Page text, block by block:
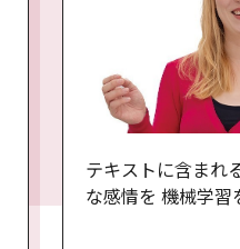
テキストに含まれ
な感情を 機械学習